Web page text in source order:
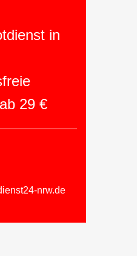
in
29 €
nrw.de